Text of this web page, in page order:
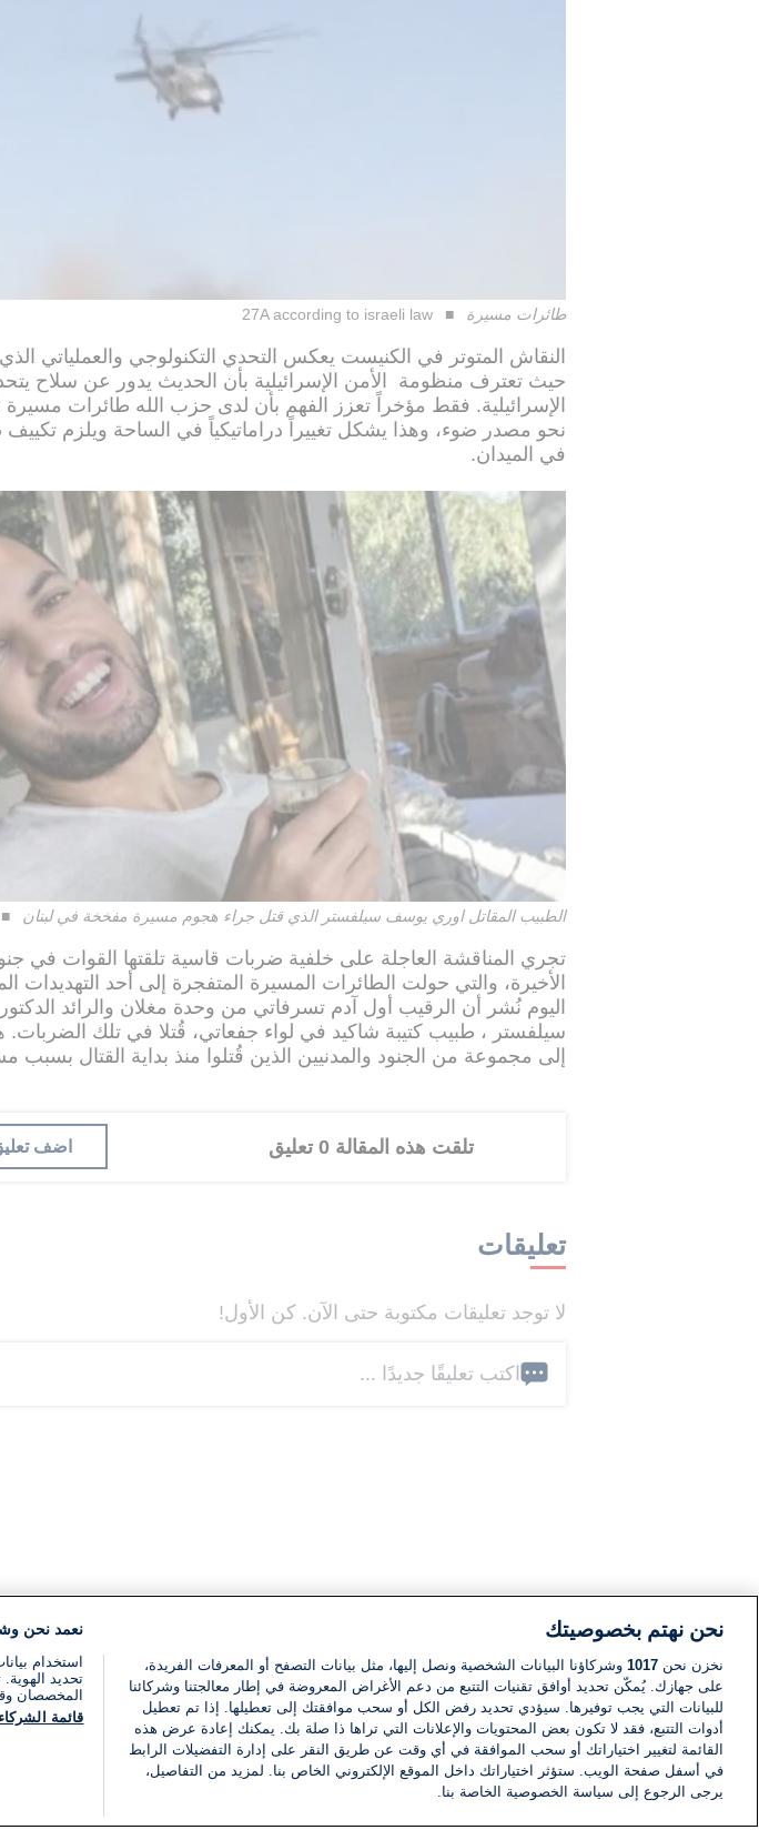
طائرات مسيرة 27A according to israeli law
النقاش المتوتر في الكنيست يعكس التحدي التكنولوجي والعملياتي
حيث تعترف منظومة الأمن الإسرائيلية بأن الحديث يدور عن سلاح
الإسرائيلية. فقط مؤخراً تعزز الفهم بأن لدى حزب الله طائرات
نحو مصدر ضوء، وهذا يشكل تغييراً دراماتيكياً في الساحة ويلزم
في الميدان.
الطبيب المقاتل اوري يوسف سيلفستر الذي قتل جراء هجوم مسيرة مفخخة في لبنان
تجري المناقشة العاجلة على خلفية ضربات قاسية تلقتها القوات في
الأخيرة، والتي حولت الطائرات المسيرة المتفجرة إلى أحد التهديدات
اليوم نُشر أن الرقيب أول آدم تسرفاتي من وحدة مغلان والرائد
سيلفستر ، طبيب كتيبة شاكيد في لواء جفعاتي، قُتلا في تلك الضربات.
إلى مجموعة من الجنود والمدنيين الذين قُتلوا منذ بداية القتال
تلقت هذه المقالة 0 تعليق اضف
تعليقات
لا توجد تعليقات مكتوبة حتى الآن. كن الأول!
اكتب تعليقًا جديدًا ...
نحن نهتم بخصوصيتك
نخزن نحن 1017 وشركاؤنا البيانات الشخصية ونصل إليها، مثل بيانات التصفح أو المعرفات الفريدة،
على جهازك. يُمكّن تحديد أوافق تقنيات التتبع من دعم الأغراض المعروضة في إطار معالجتنا وشركائنا
للبيانات التي يجب توفيرها. سيؤدي تحديد رفض الكل أو سحب موافقتك إلى تعطيلها. إذا تم تعطيل
أدوات التتبع، فقد لا تكون بعض المحتويات والإعلانات التي تراها ذا صلة بك. يمكنك إعادة عرض هذه
القائمة لتغيير اختياراتك أو سحب الموافقة في أي وقت عن طريق النقر على إدارة التفضيلات الرابط
في أسفل صفحة الويب. ستؤثر اختياراتك داخل الموقع الإلكتروني الخاص بنا. لمزيد من التفاصيل،
يرجى الرجوع إلى سياسة الخصوصية الخاصة بنا.
نعمد نحن
استخدام
تحديد
المخصصان
قائمة